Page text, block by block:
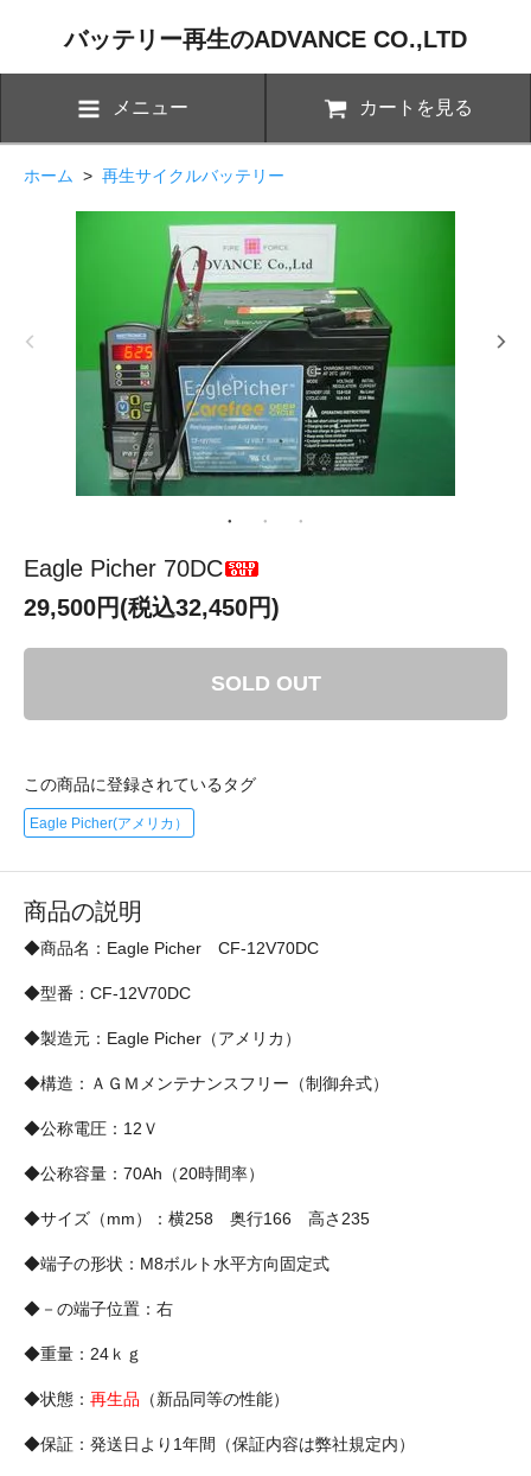
バッテリー再生のADVANCE CO.,LTD
メニュー カートを見る
ホーム > 再生サイクルバッテリー
Eagle Picher 70DC
29,500円(税込32,450円)
SOLD OUT
この商品に登録されているタグ
Eagle Picher(アメリカ）
商品の説明
◆商品名：Eagle Picher CF-12V70DC
◆型番：CF-12V70DC
◆製造元：Eagle Picher（アメリカ）
◆構造：ＡＧＭメンテナンスフリー（制御弁式）
◆公称電圧：12Ｖ
◆公称容量：70Ah（20時間率）
◆サイズ（mm）：横258 奥行166 高さ235
◆端子の形状：M8ボルト水平方向固定式
◆－の端子位置：右
◆重量：24ｋｇ
◆状態： 再生品 （新品同等の性能）
◆保証：発送日より1年間（保証内容は弊社規定内）